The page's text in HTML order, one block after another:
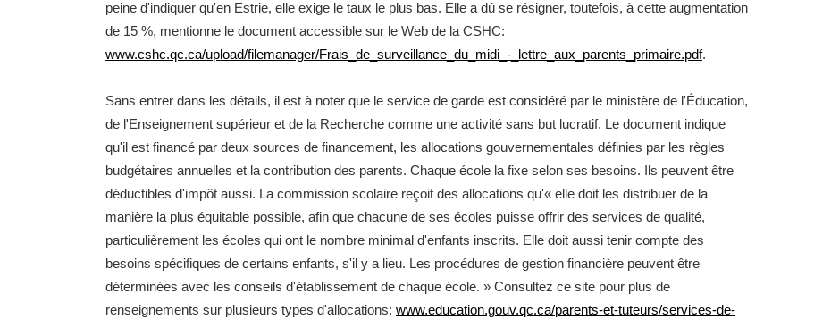
peine d'indiquer qu'en Estrie, elle exige le taux le plus bas. Elle a dû se résigner, toutefois, à cette augmentation
de 15 %, mentionne le document accessible sur le Web de la CSHC:
www.cshc.qc.ca/upload/filemanager/Frais_de_surveillance_du_midi_-_lettre_aux_parents_primaire.pdf.
Sans entrer dans les détails, il est à noter que le service de garde est considéré par le ministère de l'Éducation,
de l'Enseignement supérieur et de la Recherche comme une activité sans but lucratif. Le document indique
qu'il est financé par deux sources de financement, les allocations gouvernementales définies par les règles
budgétaires annuelles et la contribution des parents. Chaque école la fixe selon ses besoins. Ils peuvent être
déductibles d'impôt aussi. La commission scolaire reçoit des allocations qu'« elle doit les distribuer de la
manière la plus équitable possible, afin que chacune de ses écoles puisse offrir des services de qualité,
particulièrement les écoles qui ont le nombre minimal d'enfants inscrits. Elle doit aussi tenir compte des
besoins spécifiques de certains enfants, s'il y a lieu. Les procédures de gestion financière peuvent être
déterminées avec les conseils d'établissement de chaque école. » Consultez ce site pour plus de
renseignements sur plusieurs types d'allocations: www.education.gouv.qc.ca/parents-et-tuteurs/services-de-